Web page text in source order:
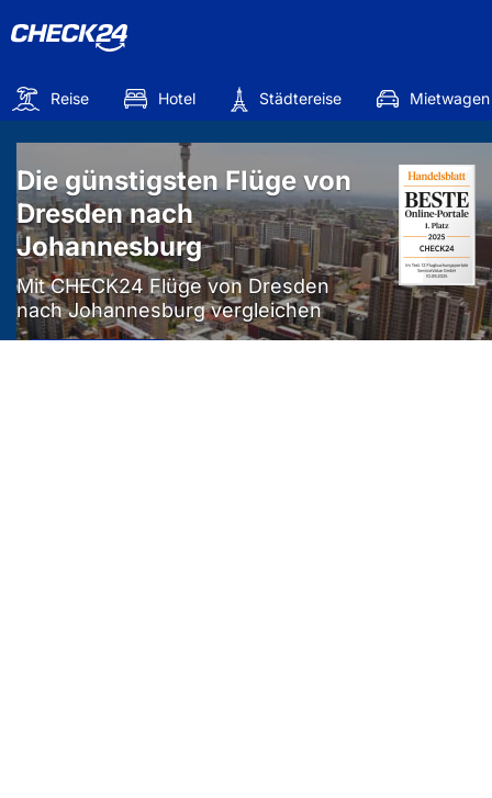
Reise Hotel Städtereise Mietwagen
Die günstigsten Flüge von
Dresden nach
Johannesburg
Mit CHECK24 Flüge von Dresden
nach Johannesburg vergleichen